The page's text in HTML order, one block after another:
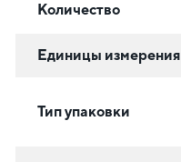
Количество
Единицы измерения
Тип упаковки